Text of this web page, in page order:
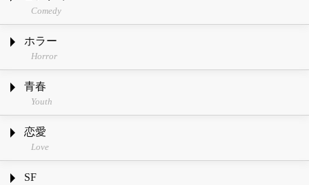
Comedy
ホラー
Horror
青春
Youth
恋愛
Love
SF